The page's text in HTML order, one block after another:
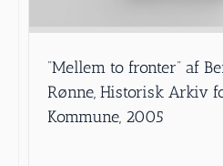
”Mellem to fronter” af
Rønne, Historisk Arkiv
Kommune, 2005